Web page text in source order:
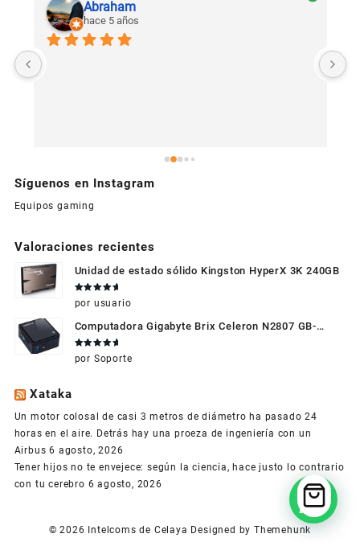
Abraham
hace 5 años
Síguenos en Instagram
Equipos gaming
Valoraciones recientes
Unidad de estado sólido Kingston HyperX 3K 240GB
en5 de 5
por usuario
Computadora Gigabyte Brix Celeron N2807 GB-
BXBT-2807 + WIFI + RAM de 4GB + HDD 500gb +
Windows 10
Valorado
en5 de 5
por Soporte
Xataka
Un motor colosal de casi 3 metros de diámetro ha pasado 24
horas en el aire. Detrás hay una proeza de ingeniería con un
Airbus 6 agosto, 2026
Tener hijos no te envejece: según la ciencia, hace justo lo contrario
con tu cerebro 6 agosto, 2026
© 2026 Intelcoms de Celaya Designed by Themehunk